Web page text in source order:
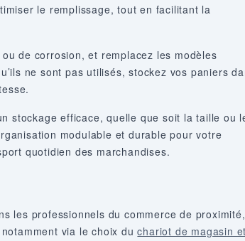
le remplissage, tout en facilitant la
de corrosion, et remplacez les modèles
ne sont pas utilisés, stockez vos paniers
stockage efficace, quelle que soit la taille ou
modulable et durable pour votre
quotidien des marchandises.
les professionnels du commerce de proximité,
via le choix duchariot de magasin et